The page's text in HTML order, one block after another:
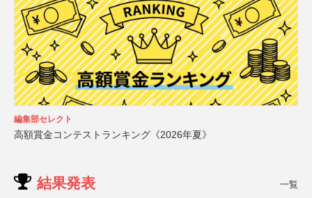
編集部セレクト
高額賞金コンテストランキング《2026年夏》
結果発表 一覧